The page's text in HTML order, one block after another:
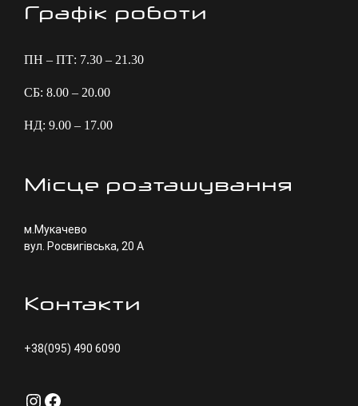
Графік роботи
ПН – ПТ: 7.30 – 21.30
СБ: 8.00 – 20.00
НД: 9.00 – 17.00
Місце розташування
м.Мукачево
вул. Росвигівська, 20 А
Контакти
+38(095) 490 6090
Instagram